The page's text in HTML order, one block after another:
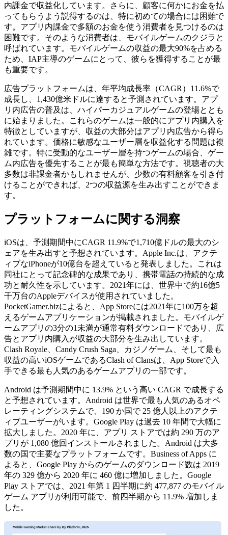
内課金で収益化しています。さらに、顧客に何かにお金を払
ってもらうよう説得するのは、特に初めての場合には困難で
す。アプリ内課金で多額のお金を使う消費者を見つけるのは
困難です。そのような消費者は、モバイルゲームのクジラと
呼ばれています。モバイルゲームの収益の最大90%を占める
ため、IAP主導のゲームにとって、彼らを獲得することが最
も重要です。
広告プラットフォームは、年平均成長率（CAGR）11.6%で
成長し、1,430億米ドルに達すると予測されています。アプ
リ内広告の普及は、ハイパーカジュアルゲームの登場ととも
に始まりました。これらのゲームは一般的にアプリ内購入を
特徴としていますが、収益の大部分はアプリ内広告から得ら
れています。価格に敏感なユーザー層を収益化する問題は複
雑です。特に受動的なユーザー層を持つゲームの場合、ゲー
ム内広告を優先することが最も簡単な方法です。視聴者の大
多数は非課金者かもしれませんが、少数の有料顧客を引き付
けることができれば、2つの収益源を生み出すことができま
す。
プラットフォームに関する洞察
iOSは、予測期間中にCAGR 11.9%で1,710億ドルの最大のシ
ェアを生み出すと予想されています。Apple Inc.は、アクテ
ィブなiPhoneが10億台を超えていると発表しました。これは
同社にとって記念碑的な成果であり、携帯電話の持続的な成
功と耐久性を示しています。2021年には、世界中で約16億5
千万台のAppleデバイスが使用されていました。
PocketGamer.bizによると、App Storeには2021年に100万を超
えるゲームアプリケーションが掲載されました。モバイルゲ
ームアプリの3分の1未満が通常有料ダウンロードであり、広
告とアプリ内購入が収益の大部分を生み出しています。
Clash Royale、Candy Crush Saga、カジノゲーム、そして最も
収益の高いiOSゲームであるClash of Clansは、App Storeで入
手できる最も人気のあるゲームアプリの一部です。
Android は予測期間中に 13.9% という高い CAGR で成長する
と予想されています。Android は世界で最も人気のあるオペ
レーティングシステムで、190 か国で 25 億人以上のアクテ
ィブユーザーがいます。Google Play は過去 10 年間で大幅に
拡大しました。2020 年に、アプリ ストアでは約 290 万のア
プリが 1,080 億回インストールされました。Android は大多
数の国で主要なプラットフォームです。Business of Apps に
よると、Google Play からのゲームのダウンロード数は 2019
年の 329 億から 2020 年に 460 億に増加しました。Google
Play ストアでは、2021 年第 1 四半期に約 477,877 のモバイル
ゲーム アプリが利用可能で、前四半期から 11.9% 増加しま
した。